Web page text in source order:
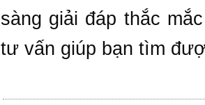
sàng giải đáp thắc
tư vấn giúp bạn tìm